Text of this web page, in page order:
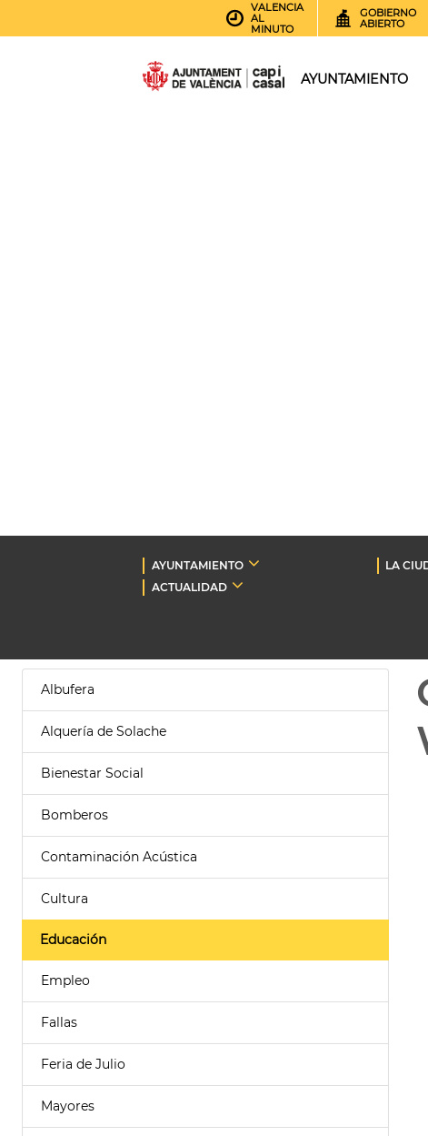
VALENCIA
AL
MINUTO
GOBIERNO
ABIERTO
AYUNTAMIENTO
AYUNTAMIENTO LA
ACTUALIDAD
Albufera
Alquería de Solache
Bienestar Social
Bomberos
Contaminación Acústica
Cultura
Educación
Empleo
Fallas
Feria de Julio
Mayores